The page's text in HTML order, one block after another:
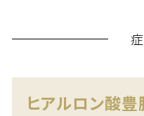
ヒアルロン酸